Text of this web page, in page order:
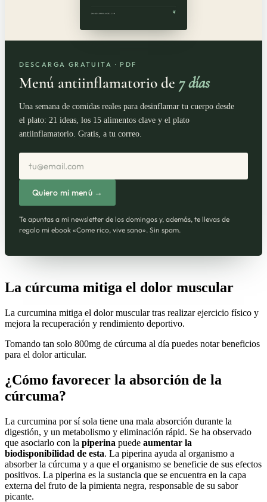
DESCARGA GRATUITA · PDF
Menú antiinflamatorio de 7 días
Una semana de comidas reales para desinflamar tu cuerpo desde
el plato: 21 ideas, los 15 alimentos clave y el plato
antiinflamatorio. Gratis, a tu correo.
Correo electrónico
Quiero mi menú →
Te apuntas a mi newsletter de los domingos y, además, te llevas de
regalo mi ebook «Come rico, vive sano». Sin spam.
La cúrcuma mitiga el dolor muscular
La curcumina mitiga el dolor muscular tras realizar ejercicio físico y
mejora la recuperación y rendimiento deportivo.
Tomando tan solo 800mg de cúrcuma al día puedes notar beneficios
para el dolor articular.
¿Cómo favorecer la absorción de la
cúrcuma?
La curcumina por sí sola tiene una mala absorción durante la
digestión, y un metabolismo y eliminación rápid. Se ha observado
que asociarlo con la piperina puede aumentar la
biodisponibilidad de esta. La piperina ayuda al organismo a
absorber la cúrcuma y a que el organismo se beneficie de sus efectos
positivos. La piperina es la sustancia que se encuentra en la capa
externa del fruto de la pimienta negra, responsable de su sabor
picante.